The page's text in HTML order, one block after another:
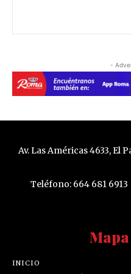
-
Av. Las Américas 4633, El
Teléfono: 664 681 6913
INICIO